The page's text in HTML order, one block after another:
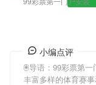
小编点评
🖲导语： 99彩票第一
丰富多样的体育赛